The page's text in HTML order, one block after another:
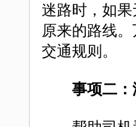
迷路时，如
原来的路线
交通规则。
事项二：